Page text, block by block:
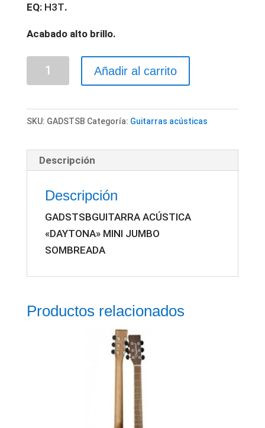
EQ: H3T.
Acabado alto brillo.
GUITARRA
MINI
cantidad
Añadir al carrito
SKU: GADSTSB Categoría: Guitarras acústicas
Descripción
Descripción
GADSTSBGUITARRA ACÚSTICA
«DAYTONA» MINI JUMBO
SOMBREADA
Productos relacionados